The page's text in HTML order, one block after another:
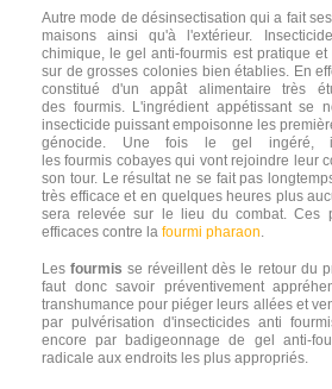
Autre mode de désinsectisation qui a fait
maisons ainsi qu'à l'extérieur.
chimique, le gel anti-fourmis est pratique et
sur de grosses colonies bien établies. En
constitué d'un appât alimentaire très
des fourmis. L'ingrédient appétissant se
insecticide puissant empoisonne les
génocide. Une fois le gel ingéré,
les fourmis cobayes qui vont rejoindre leur
son tour. Le résultat ne se fait pas
très efficace et en quelques heures plus
sera relevée sur le lieu du combat. Ces
efficaces contre la fourmi pharaon.
Lesfourmis se réveillent dès le retour du
faut donc savoir préventivement
transhumance pour piéger leurs allées et
par pulvérisation d'insecticides anti
encore par badigeonnage de
gel anti-
radicale aux endroits les plus appropriés.